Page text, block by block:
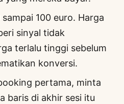
100 euro. Harga
sinyal tidak
terlalu tinggi sebelum
konversi.
pertama, minta
baris di akhir sesi itu